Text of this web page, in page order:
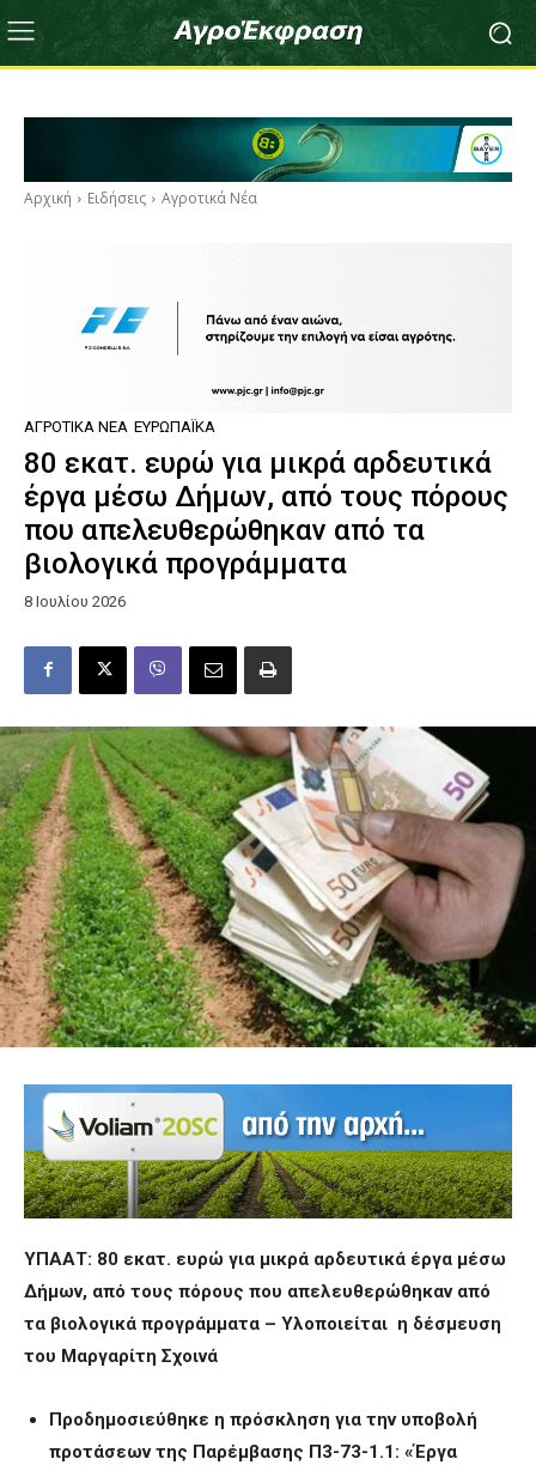
Αρχική Ειδήσεις Αγροτικά Νέα
ΑΓΡΟΤΙΚΆ ΝΈΑ ΕΥΡΩΠΑΪΚΆ
80 εκατ. ευρώ για μικρά αρδευτικά
έργα μέσω Δήμων, από τους πόρους
που απελευθερώθηκαν από τα
βιολογικά προγράμματα
8 Ιουλίου 2026
ΥΠΑΑΤ: 80 εκατ. ευρώ για μικρά αρδευτικά έργα μέσω
Δήμων, από τους πόρους που απελευθερώθηκαν από
τα βιολογικά προγράμματα – Υλοποιείται η δέσμευση
του Μαργαρίτη Σχοινά
Προδημοσιεύθηκε η πρόσκληση για την υποβολή
προτάσεων της Παρέμβασης Π3-73-1.1: «Έργα